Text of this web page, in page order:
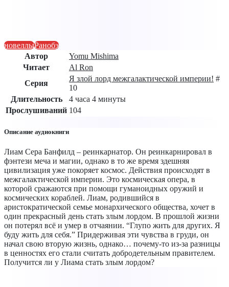
новеллыРанобэ
Автор
Yomu Mishima
Читает
Al Ron
Серия
Я злой лорд межгалактической империи! #
10
Длительность
4 часа 4 минуты
Прослушиваний 104
Описание аудиокниги
Лиам Сера Банфилд – реинкарнатор. Он реинкарнировал в
фэнтези меча и магии, однако в то же время здешняя
цивилизация уже покоряет космос. Действия происходят в
межгалактической империи. Это космическая опера, в
которой сражаются при помощи гуманоидных оружий и
космических кораблей. Лиам, родившийся в
аристократической семье монархического общества, хочет в
один прекрасный день стать злым лордом. В прошлой жизни
он потерял всё и умер в отчаянии. “Глупо жить для других. Я
буду жить для себя.” Придерживая эти чувства в груди, он
начал свою вторую жизнь, однако… почему-то из-за разницы
в ценностях его стали считать добродетельным правителем.
Получится ли у Лиама стать злым лордом?